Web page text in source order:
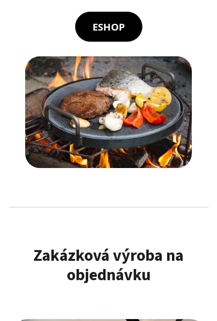
ESHOP
Zakázková výroba na
objednávku